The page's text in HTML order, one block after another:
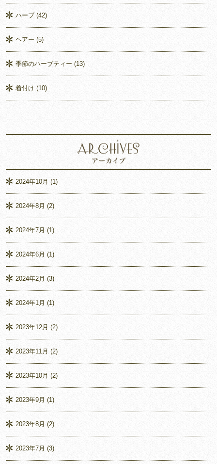
ハーブ (42)
ヘアー (5)
季節のハーブティー (13)
着付け (10)
2024年10月 (1)
2024年8月 (2)
2024年7月 (1)
2024年6月 (1)
2024年2月 (3)
2024年1月 (1)
2023年12月 (2)
2023年11月 (2)
2023年10月 (2)
2023年9月 (1)
2023年8月 (2)
2023年7月 (3)